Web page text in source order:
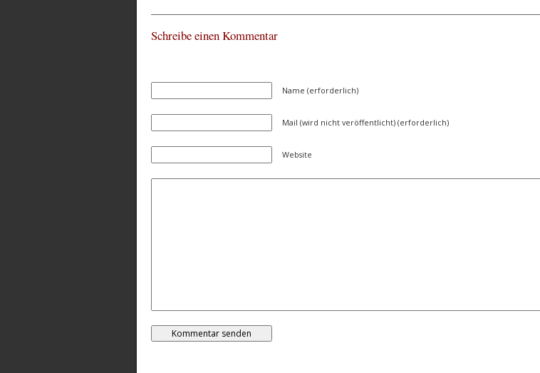
Schreibe einen Kommentar
Name (erforderlich)
Mail (wird nicht veröffentlicht) (erforderlich)
Website